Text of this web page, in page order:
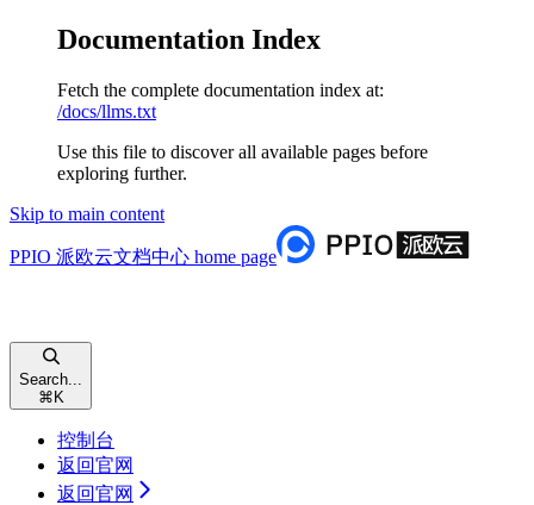
Documentation Index
Fetch the complete documentation index at:
/docs/llms.txt
Use this file to discover all available pages before
exploring further.
Skip to main content
PPIO 派欧云文档中心 home page
Search...
⌘ K
控制台
返回官网
返回官网